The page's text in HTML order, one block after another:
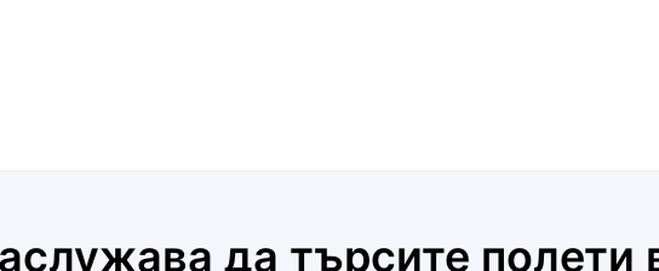
да търсите полети